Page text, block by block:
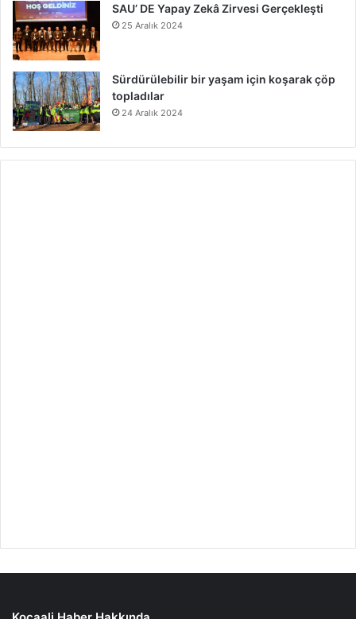
SAU’ DE Yapay Zekâ Zirvesi Gerçekleşti
25 Aralık 2024
Sürdürülebilir bir yaşam için koşarak çöp
topladılar
24 Aralık 2024